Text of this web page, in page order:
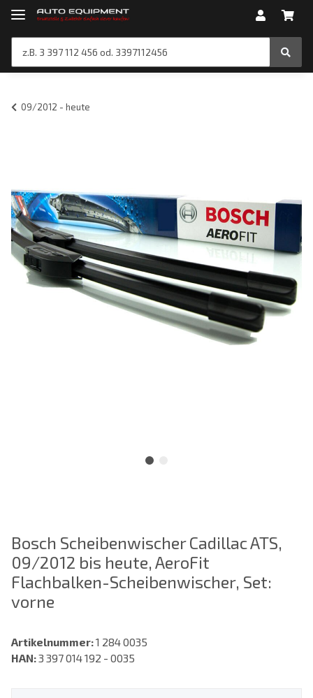
09/2012 - heute
Bosch Scheibenwischer Cadillac ATS,
09/2012 bis heute, AeroFit
Flachbalken-Scheibenwischer, Set:
vorne
Artikelnummer:1 284 0035
HAN:3 397 014 192 - 0035